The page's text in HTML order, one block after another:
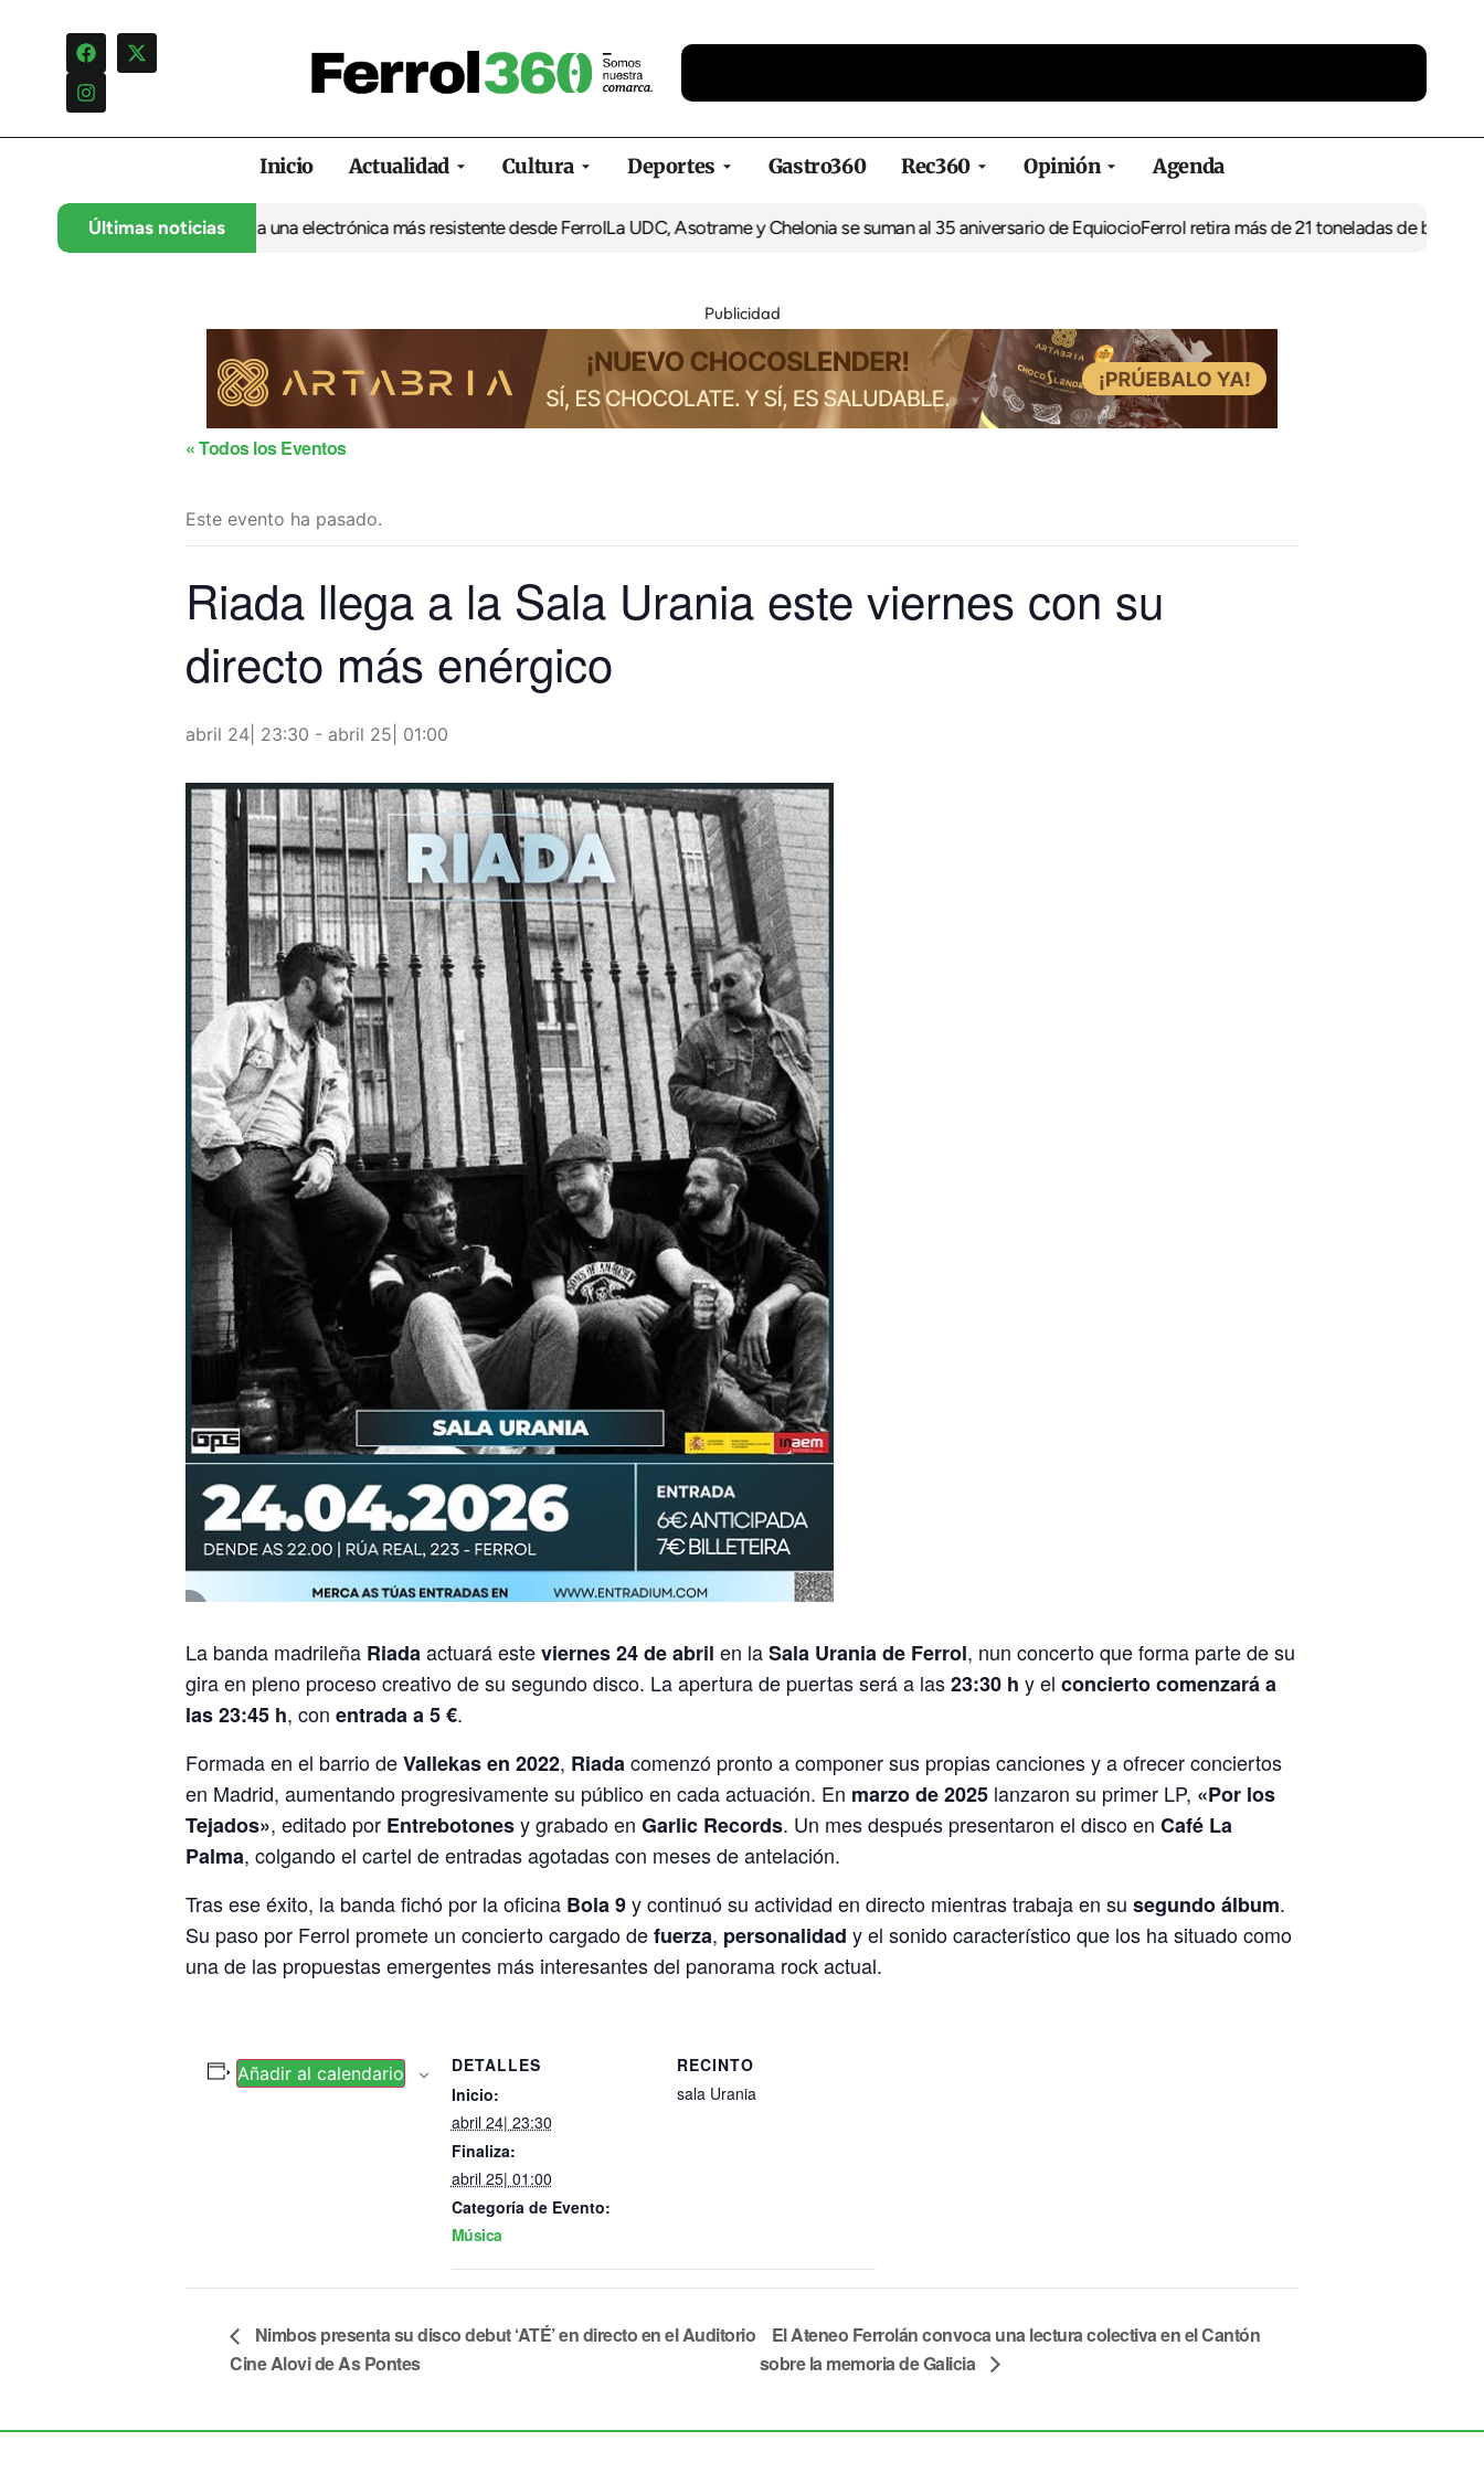
Inicio Actualidad Cultura Deportes Gastro360 Rec360 Opinión Agenda
Últimas noticias
de la UDC abre la puerta a una electrónica más resistente desde FerrolLa UDC, Asotrame y Chelonia se suman al 35 aniversario de EquiocioFerrol retira más de 21 toneladas de basura de
Publicidad
« Todos los Eventos
Este evento ha pasado.
Riada llega a la Sala Urania este viernes con su
directo más enérgico
abril 24| 23:30 - abril 25| 01:00
La banda madrileña Riadaactuará esteviernes 24 de abril en laSala Urania de Ferrol, nun concerto que forma parte de su
gira en pleno proceso creativo de su segundo disco. La apertura de puertas será a las23:30 h y el concierto comenzará a
las 23:45 h, con entrada a 5 €.
Formada en el barrio deVallekas en 2022, Riadacomenzó pronto a componer sus propias canciones y a ofrecer conciertos
en Madrid, aumentando progresivamente su público en cada actuación. En marzo de 2025 lanzaron su primer LP, «Por los
Tejados», editado por Entrebotonesy grabado en Garlic Records. Un mes después presentaron el disco en Café La
Palma, colgando el cartel de entradas agotadas con meses de antelación.
Tras ese éxito, la banda fichó por la oficina Bola 9y continuó su actividad en directo mientras trabaja en su segundo álbum.
Su paso por Ferrol promete un concierto cargado defuerza, personalidad y el sonido característico que los ha situado como
una de las propuestas emergentes más interesantes del panorama rock actual.
Añadir al calendario
DETALLES
Inicio:
abril 24| 23:30
Finaliza:
abril 25| 01:00
Categoría de Evento:
Música
RECINTO
sala Urania
Nimbos presenta su disco debut ‘ATÉ’ en directo en el Auditorio
Cine Alovi de As Pontes
El Ateneo Ferrolán convoca una lectura colectiva en el Cantón
sobre la memoria de Galicia